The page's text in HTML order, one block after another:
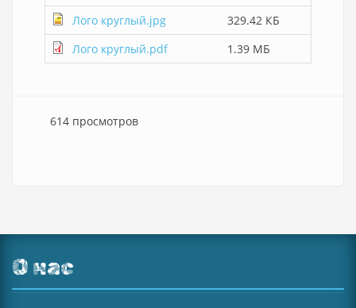
Лого круглый.jpg
329.42 КБ
Лого круглый.pdf
1.39 МБ
614 просмотров
О нас